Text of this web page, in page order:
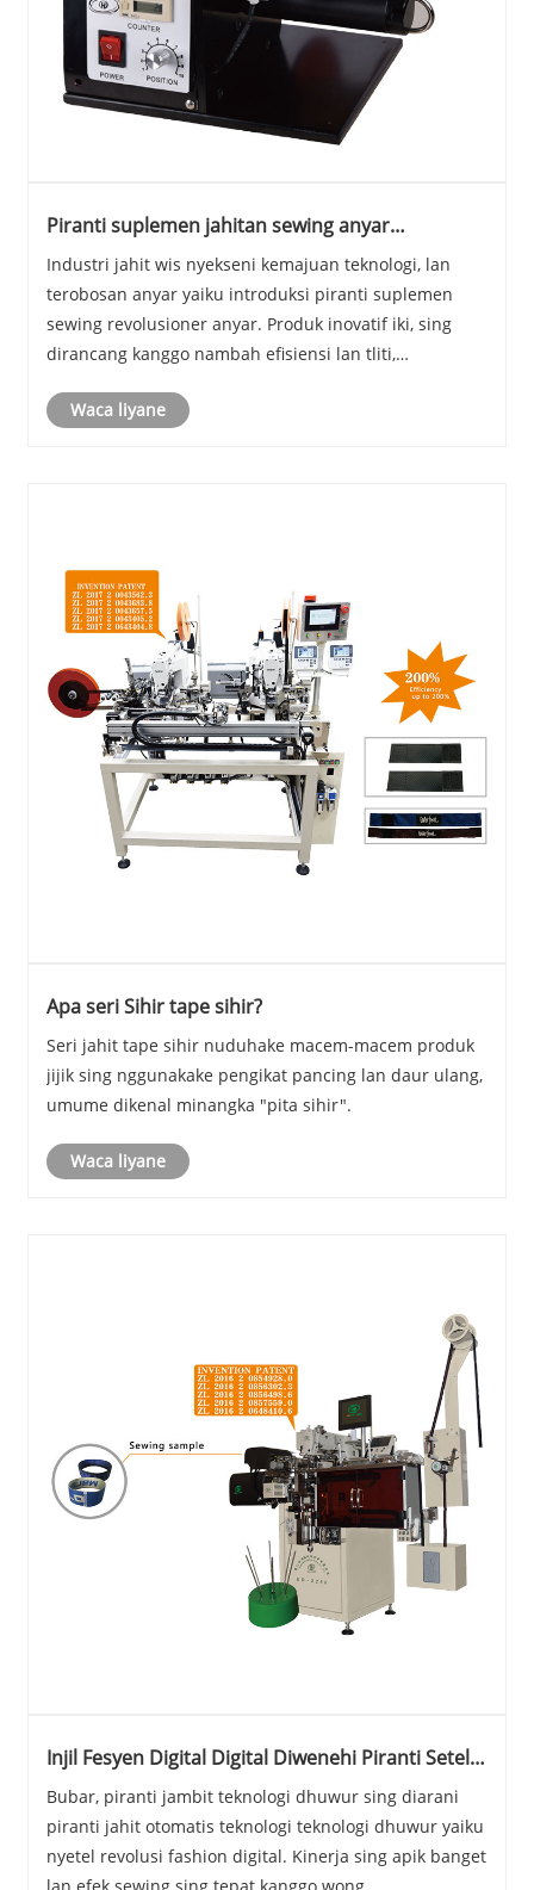
Piranti suplemen jahitan sewing anyar
ditingkatake
Industri jahit wis nyekseni kemajuan teknologi, lan
terobosan anyar yaiku introduksi piranti suplemen
sewing revolusioner anyar. Produk inovatif iki, sing
dirancang kanggo nambah efisiensi lan tliti,
Waca liyane
Apa seri Sihir tape sihir?
Seri jahit tape sihir nuduhake macem-macem produk
jijik sing nggunakake pengikat pancing lan daur ulang,
umume dikenal minangka "pita sihir".
Waca liyane
Injil Fesyen Digital Digital Diwenehi Piranti Setel
Bubar, piranti jambit teknologi dhuwur sing diarani
piranti jahit otomatis teknologi teknologi dhuwur yaiku
nyetel revolusi fashion digital. Kinerja sing apik banget
lan efek sewing sing tepat kanggo wong.